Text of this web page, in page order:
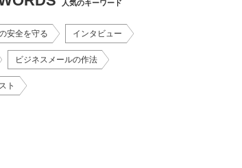
人気のキーワード
安全を守る インタビュー
ビジネスメールの作法
ト